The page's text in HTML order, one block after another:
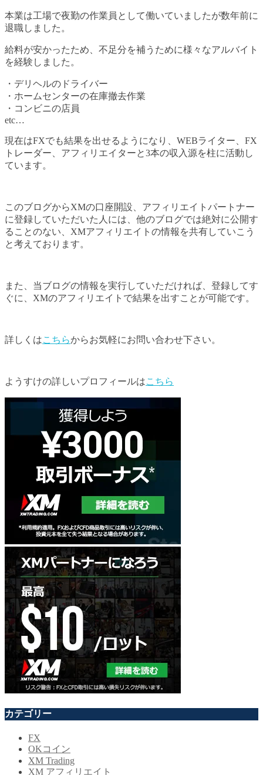
本業は工場で夜勤の作業員として働いていましたが数年前に
退職しました。
給料が安かったため、不足分を補うために様々なアルバイト
を経験しました。
・デリヘルのドライバー
・ホームセンターの在庫撤去作業
・コンビニの店員
etc…
現在はFXでも結果を出せるようになり、WEBライター、FX
トレーダー、アフィリエイターと3本の収入源を柱に活動し
ています。
このブログからXMの口座開設、アフィリエイトパートナー
に登録していただいた人には、他のブログでは絶対に公開す
ることのない、XMアフィリエイトの情報を共有していこう
と考えております。
また、当ブログの情報を実行していただければ、登録してす
ぐに、XMのアフィリエイトで結果を出すことが可能です。
詳しくはこちらからお気軽にお問い合わせ下さい。
ようすけの詳しいプロフィールはこちら
カテゴリー
FX
OKコイン
XM Trading
XM アフィリエイト